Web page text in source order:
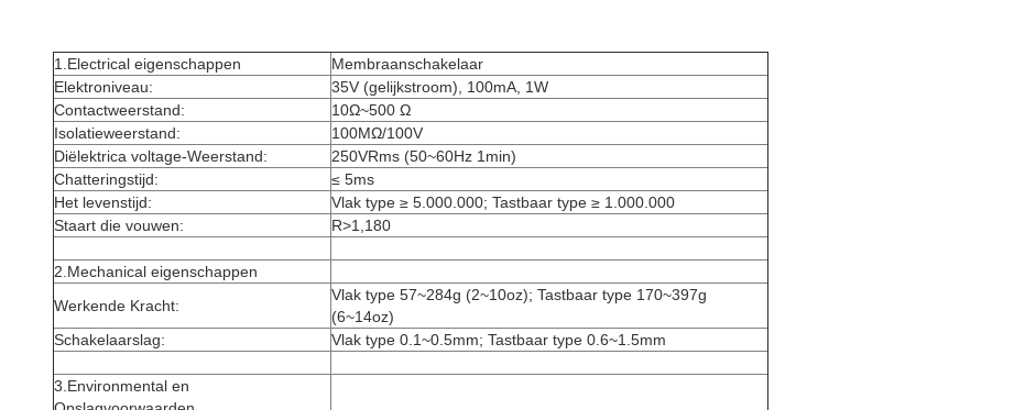
1.Electrical eigenschappen
Membraanschakelaar
Elektroniveau:
35V (gelijkstroom), 100mA, 1W
Contactweerstand:
10Ω~500 Ω
Isolatieweerstand:
100MΩ/100V
Diëlektrica voltage-Weerstand:
250VRms (50~60Hz 1min)
Chatteringstijd:
≤ 5ms
Het levenstijd:
Vlak type ≥ 5.000.000; Tastbaar type ≥ 1.000.000
Staart die vouwen:
R>1,180
2.Mechanical eigenschappen
Werkende Kracht:
Vlak type 57~284g (2~10oz); Tastbaar type 170~397g
(6~14oz)
Schakelaarslag:
Vlak type 0.1~0.5mm; Tastbaar type 0.6~1.5mm
3.Environmental en